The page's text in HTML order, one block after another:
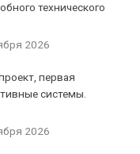
технического
2026
первая
системы.
2026